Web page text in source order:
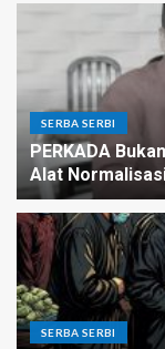
SERBA SERBI
PERKADA
Alat
SERBA SERBI